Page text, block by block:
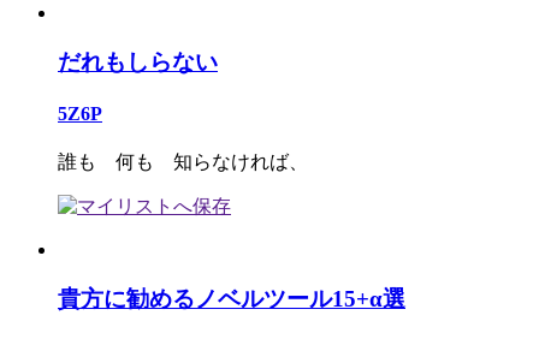
だれもしらない
5Z6P
誰も 何も 知らなければ、
貴方に勧めるノベルツール15+α選